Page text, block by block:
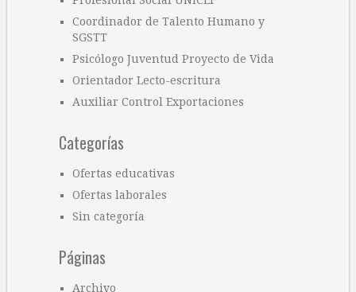
Coordinador de Talento Humano y
SGSTT
Psicólogo Juventud Proyecto de Vida
Orientador Lecto-escritura
Auxiliar Control Exportaciones
Categorías
Ofertas educativas
Ofertas laborales
Sin categoría
Páginas
Archivo